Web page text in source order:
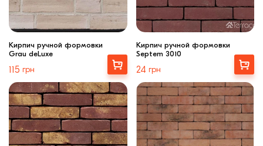
Кирпич ручной формовки
Grau deLuxe
115 грн
Купити
Кирпич ручной формовки
Septem 3010
24 грн
Выбрать